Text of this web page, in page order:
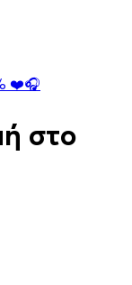
❤️🎧
στο